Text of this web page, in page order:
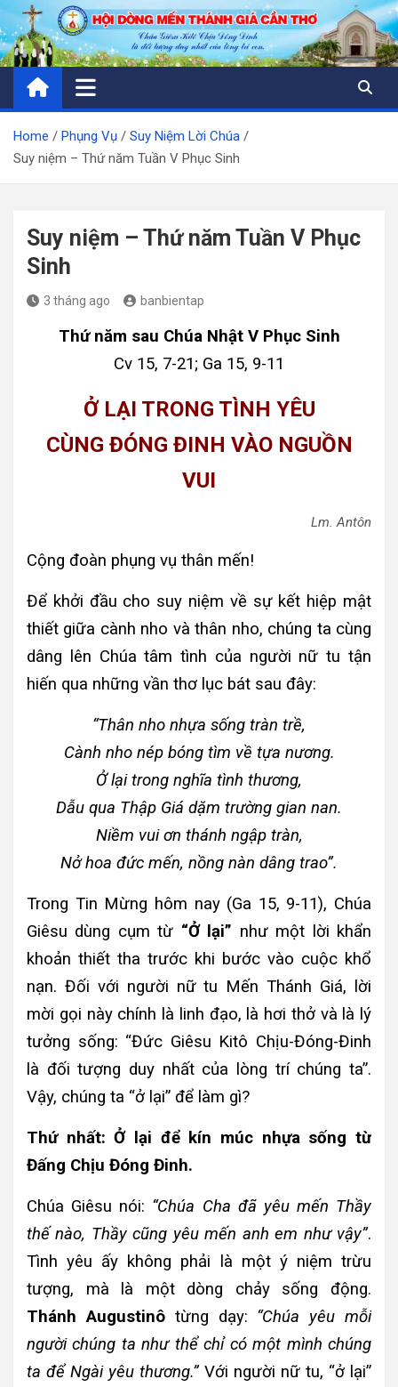
Skip
to
content
Home Phụng Vụ
Suy Niệm Lời Chúa
Suy niệm – Thứ năm Tuần V Phục Sinh
Suy niệm – Thứ năm Tuần V Phục
Sinh
3 tháng ago banbientap
Thứ năm sau Chúa Nhật V Phục Sinh
Cv 15, 7-21; Ga 15, 9-11
Ở LẠI TRONG TÌNH YÊU
CÙNG ĐÓNG ĐINH VÀO NGUỒN
VUI
Lm. Antôn
Cộng đoàn phụng vụ thân mến!
Để khởi đầu cho suy niệm về sự kết hiệp mật
thiết giữa cành nho và thân nho, chúng ta cùng
dâng lên Chúa tâm tình của người nữ tu tận
hiến qua những vần thơ lục bát sau đây:
“Thân nho nhựa sống tràn trề,
Cành nho nép bóng tìm về tựa nương.
Ở lại trong nghĩa tình thương,
Dẫu qua Thập Giá dặm trường gian nan.
Niềm vui ơn thánh ngập tràn,
Nở hoa đức mến, nồng nàn dâng trao”.
Trong Tin Mừng hôm nay (Ga 15, 9-11), Chúa
Giêsu dùng cụm từ “Ở lại” như một lời khẩn
khoản thiết tha trước khi bước vào cuộc khổ
nạn. Đối với người nữ tu Mến Thánh Giá, lời
mời gọi này chính là linh đạo, là hơi thở và là lý
tưởng sống: “Đức Giêsu Kitô Chịu-Đóng-Đinh
là đối tượng duy nhất của lòng trí chúng ta”.
Vậy, chúng ta “ở lại” để làm gì?
Thứ nhất: Ở lại để kín múc nhựa sống từ
Đấng Chịu Đóng Đinh.
Chúa Giêsu nói: “Chúa Cha đã yêu mến Thầy
thế nào, Thầy cũng yêu mến anh em như vậy”.
Tình yêu ấy không phải là một ý niệm trừu
tượng, mà là một dòng chảy sống động.
Thánh Augustinôtừng dạy: “Chúa yêu mỗi
người chúng ta như thể chỉ có một mình chúng
ta để Ngài yêu thương.”Với người nữ tu, “ở lại”